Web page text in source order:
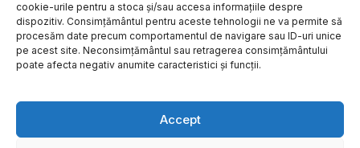
cookie-urile pentru a stoca și/sau accesa informațiile despre
dispozitiv. Consimțământul pentru aceste tehnologii ne va permite să
procesăm date precum comportamentul de navigare sau ID-uri unice
pe acest site. Neconsimțământul sau retragerea consimțământului
poate afecta negativ anumite caracteristici și funcții.
Accept